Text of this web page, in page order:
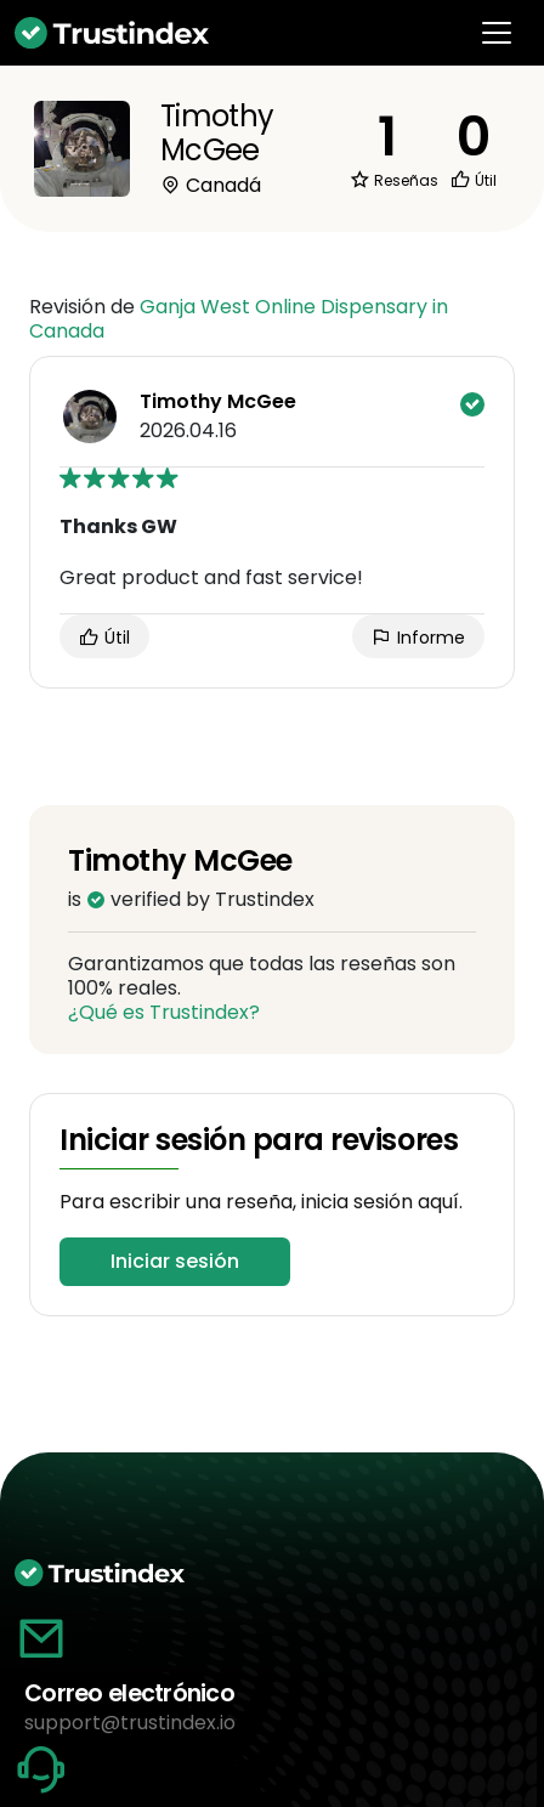
Timothy
McGee
Canadá
1
Reseñas
0
Útil
Revisión deGanja West Online Dispensary in
Canada
Timothy McGee
2026.04.16
Thanks GW
Great product and fast service!
Útil Informe
Timothy McGee
is verified by Trustindex
Garantizamos que todas las reseñas son
100% reales.
¿Qué es Trustindex?
Iniciar sesión para revisores
Para escribir una reseña, inicia sesión aquí.
Iniciar sesión
Correo electrónico
support@trustindex.io